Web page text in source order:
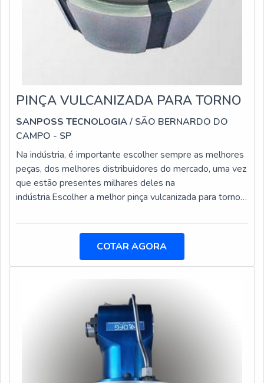
PINÇA VULCANIZADA PARA TORNO
SANPOSS TECNOLOGIA/ SÃO BERNARDO DO
CAMPO - SP
Na indústria, é importante escolher sempre as melhores
peças, dos melhores distribuidores do mercado, uma vez
que estão presentes milhares deles na
indústria.Escolher a melhor pinça vulcanizada para torno é
fixação segura e aumento do índice produtivo através
nada mais são que itens que possuem borracha em sua
composição, material que garante vedação,
impossibilitando que entrem resíduos, co
COTAR AGORA